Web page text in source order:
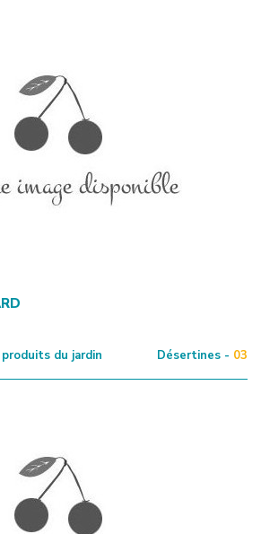
du jardin Désertines - 03